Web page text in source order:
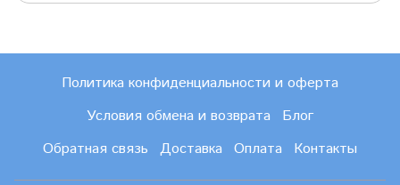
Политика конфиденциальности и оферта
Условия обмена и возврата
Блог
Обратная связь
Доставка Оплата Контакты